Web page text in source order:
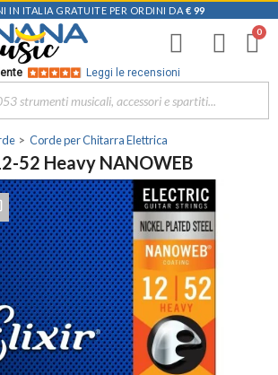
IN ITALIA GRATUITE PER ORDINI DA € 99
Leggi le recensioni
Corde per Chitarra Elettrica
52 Heavy NANOWEB